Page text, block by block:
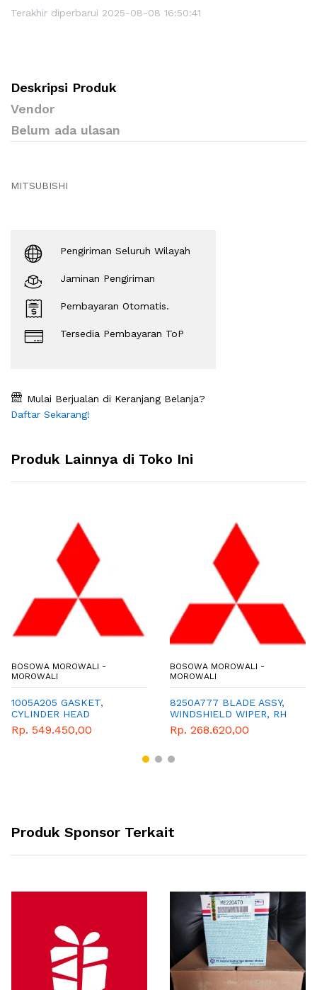
Terakhir diperbarui 2025-08-08 16:50:41
Deskripsi Produk
Vendor
Belum ada ulasan
MITSUBISHI
Pengiriman Seluruh Wilayah
Jaminan Pengiriman
Pembayaran Otomatis.
Tersedia Pembayaran ToP
Mulai Berjualan di Keranjang Belanja?
Daftar Sekarang!
Produk Lainnya di Toko Ini
BOSOWA MOROWALI -
MOROWALI
1005A205 GASKET,
CYLINDER HEAD
Rp. 549.450,00
BOSOWA MOROWALI -
MOROWALI
8250A777 BLADE ASSY,
WINDSHIELD WIPER, RH
Rp. 268.620,00
Produk Sponsor Terkait